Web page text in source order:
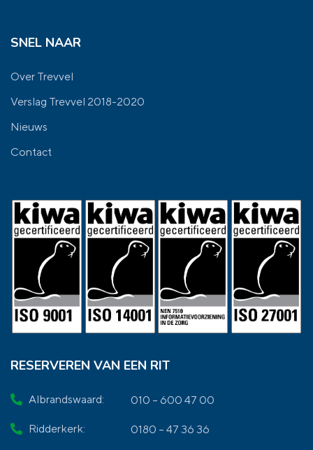
SNEL NAAR
Over Trevvel
Verslag Trevvel 2018-2020
Nieuws
Contact
RESERVEREN VAN EEN RIT
Albrandswaard: 010 – 600 47 00
Ridderkerk: 0180 – 47 36 36